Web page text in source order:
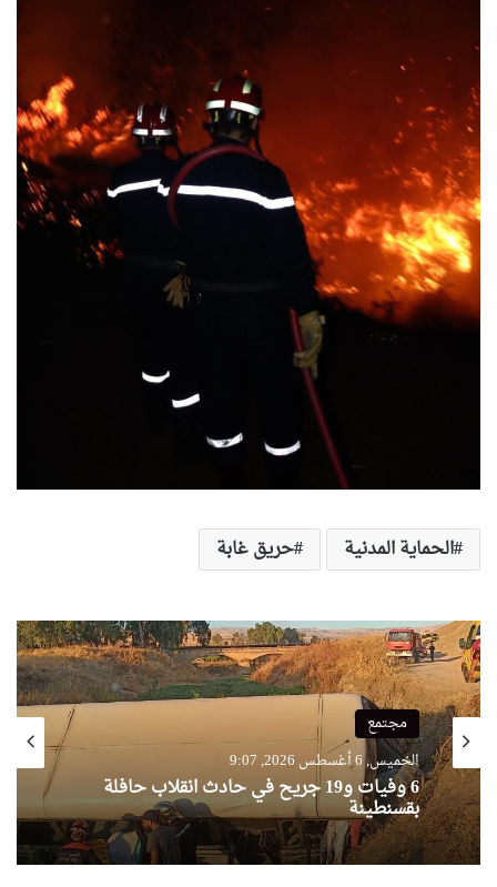
الحماية المدنية حريق غابة
مجتمع
الخميس, 6 أغسطس 2026, 9:07
6 وفيات و19 جريح في حادث انقلاب حافلة
بقسنطينة